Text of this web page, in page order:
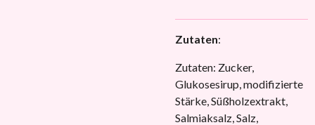
Zutaten:
Zutaten: Zucker,
Glukosesirup, modifizierte
Stärke, Süßholzextrakt,
Salmiaksalz, Salz,